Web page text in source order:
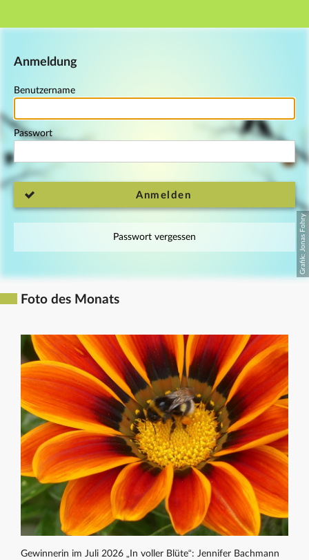
Hauptnavigation
Anmeldung
Benutzername
Passwort
Anmelden
Passwort vergessen
Foto des Monats
Gewinnerin im Juli 2026 „In voller Blüte“: Jennifer Bachmann